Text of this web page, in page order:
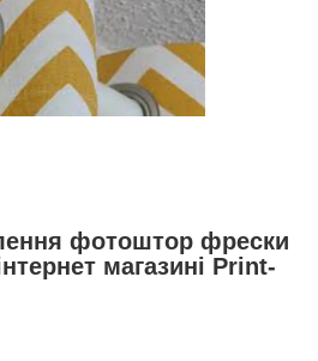
фотоштор фрески
магазині Print-